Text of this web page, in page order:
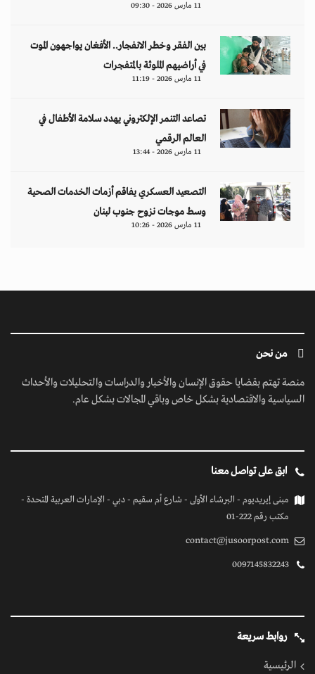
11 مارس 2026 - 09:30
بين الفقر وخطر الانفجار.. الأفغان يواجهون الموت
في أراضيهم الملوثة بالمتفجرات
11 مارس 2026 - 11:19
تصاعد التنمر الإلكتروني يهدد سلامة الأطفال في
العالم الرقمي
11 مارس 2026 - 13:44
التصعيد العسكري يفاقم أزمات الخدمات الصحية
وسط موجات نزوح جنوب لبنان
11 مارس 2026 - 10:26
من نحن
منصة تهتم بقضايا حقوق الإنسان والأخبار والدراسات والتحليلات والأحداث
السياسية والاقتصادية بشكل خاص وباقي المجالات بشكل عام.
ابق على تواصل معنا
مبنى إيريديوم - البرشاء الأولى - شارع أم سقيم - دبي - الإمارات العربية المتحدة -
مكتب رقم 222-01
contact@jusoorpost.com
0097145832243
روابط سريعة
الرئيسية